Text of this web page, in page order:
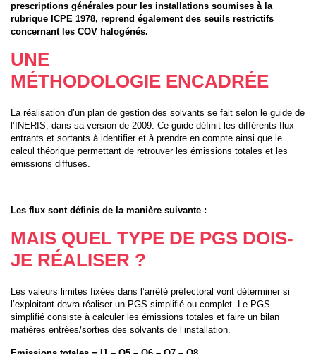
prescriptions générales pour les installations soumises à la
rubrique ICPE 1978, reprend également des seuils restrictifs
concernant les COV halogénés.
UNE
MÉTHODOLOGIE ENCADRÉE
La réalisation d’un plan de gestion des solvants se fait selon le guide de
l’INERIS, dans sa version de 2009. Ce guide définit les différents flux
entrants et sortants à identifier et à prendre en compte ainsi que le
calcul théorique permettant de retrouver les émissions totales et les
émissions diffuses.
Les flux sont définis de la manière suivante :
MAIS QUEL TYPE DE PGS DOIS-
JE RÉALISER ?
Les valeurs limites fixées dans l’arrêté préfectoral vont déterminer si
l’exploitant devra réaliser un PGS simplifié ou complet. Le PGS
simplifié consiste à calculer les émissions totales et faire un bilan
matières entrées/sorties des solvants de l’installation.